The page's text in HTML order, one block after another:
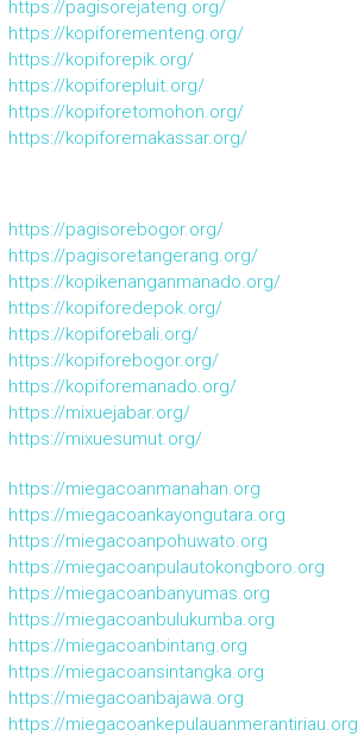
https://pagisorejateng.org/
https://kopiforementeng.org/
https://kopiforepik.org/
https://kopiforepluit.org/
https://kopiforetomohon.org/
https://kopiforemakassar.org/
https://pagisorebogor.org/
https://pagisoretangerang.org/
https://kopikenanganmanado.org/
https://kopiforedepok.org/
https://kopiforebali.org/
https://kopiforebogor.org/
https://kopiforemanado.org/
https://mixuejabar.org/
https://mixuesumut.org/
https://miegacoanmanahan.org
https://miegacoankayongutara.org
https://miegacoanpohuwato.org
https://miegacoanpulautokongboro.org
https://miegacoanbanyumas.org
https://miegacoanbulukumba.org
https://miegacoanbintang.org
https://miegacoansintangka.org
https://miegacoanbajawa.org
https://miegacoankepulauanmerantiriau.org